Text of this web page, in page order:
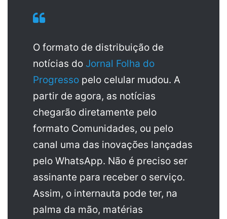
O formato de distribuição de
notícias do Jornal Folha do
Progresso pelo celular mudou. A
partir de agora, as notícias
chegarão diretamente pelo
formato Comunidades, ou pelo
canal uma das inovações lançadas
pelo WhatsApp. Não é preciso ser
assinante para receber o serviço.
Assim, o internauta pode ter, na
palma da mão, matérias